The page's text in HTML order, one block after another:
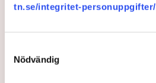
tn.se/integritet-personuppgifter/
Nödvändig